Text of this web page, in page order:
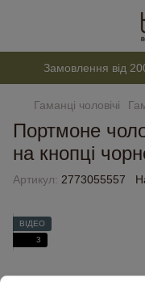
Замовлення від
Гаманці чоловічі
Портмоне
на кнопці
Артикул: 2773055557
ВІДЕО
3